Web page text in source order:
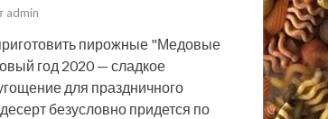
admin
пирожные "Медовые
год 2020 — сладкое
для праздничного
безусловно придется по